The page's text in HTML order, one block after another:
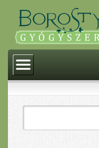
Akciók
Gyógyszerek